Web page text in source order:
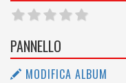
PANNELLO
MODIFICA ALBUM